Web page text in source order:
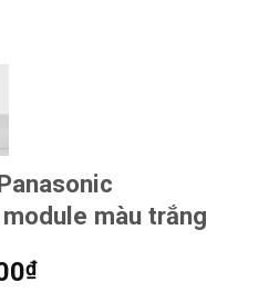
màu trắng
₫Giá